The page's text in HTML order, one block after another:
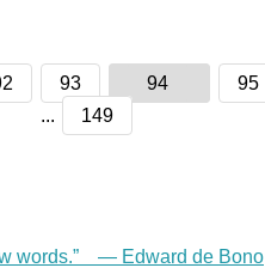
93 94 95
...
149
words.” — Edward de Bono